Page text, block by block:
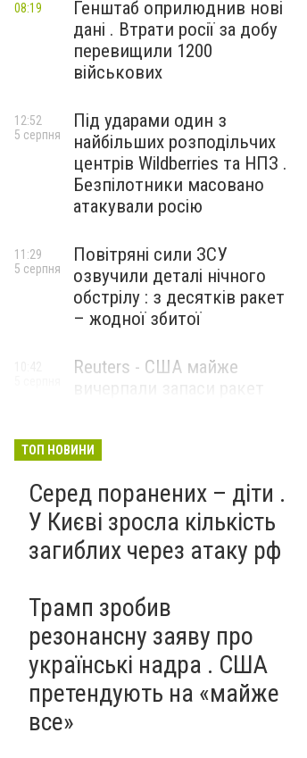
Генштаб оприлюднив нові
дані . Втрати росії за добу
перевищили 1200
військових
08:19
Під ударами один з
найбільших розподільчих
центрів Wildberries та НПЗ .
Безпілотники масовано
атакували росію
12:52
5 серпня
Повітряні сили ЗСУ
озвучили деталі нічного
обстрілу : з десятків ракет
– жодної збитої
11:29
5 серпня
Reuters - США майже
ТОП НОВИНИ
Серед поранених – діти .
У Києві зросла кількість
загиблих через атаку рф
Трамп зробив
резонансну заяву про
українські надра . США
претендують на «майже
все»